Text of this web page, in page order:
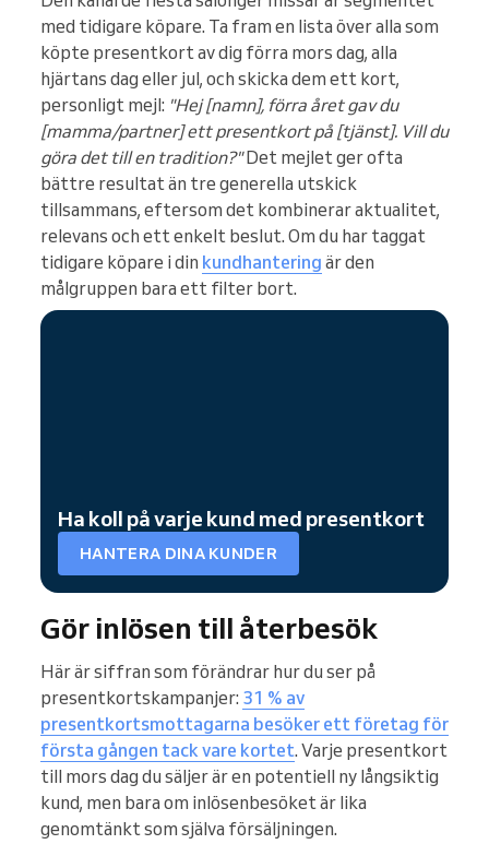
med tidigare köpare. Ta fram en lista över alla som
köpte presentkort av dig förra mors dag, alla
hjärtans dag eller jul, och skicka dem ett kort,
personligt mejl: "Hej [namn], förra året gav du
[mamma/partner] ett presentkort på [tjänst]. Vill du
göra det till en tradition?"Det mejlet ger ofta
bättre resultat än tre generella utskick
tillsammans, eftersom det kombinerar aktualitet,
relevans och ett enkelt beslut. Om du har taggat
tidigare köpare i din kundhantering är den
målgruppen bara ett filter bort.
Ha koll på varje kund med presentkort
HANTERA DINA KUNDER
Gör inlösen till återbesök
Här är siffran som förändrar hur du ser på
presentkortskampanjer: 31 % av
presentkortsmottagarna besöker ett företag för
första gången tack vare kortet. Varje presentkort
till mors dag du säljer är en potentiell ny långsiktig
kund, men bara om inlösenbesöket är lika
genomtänkt som själva försäljningen.